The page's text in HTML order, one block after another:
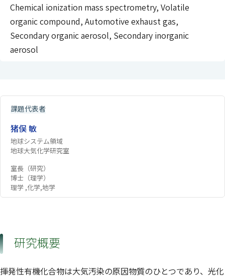
Chemical ionization mass spectrometry, Volatile
organic compound, Automotive exhaust gas,
Secondary organic aerosol, Secondary inorganic
aerosol
課題代表者
猪俣 敏
地球システム領域
地球大気化学研究室
室長（研究）
博士（理学）
理学 ,化学,地学
研究概要
揮発性有機化合物は大気汚染の原因物質のひとつであり、光化